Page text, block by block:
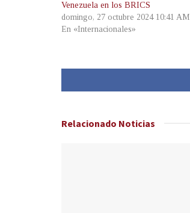
Venezuela en los BRICS
domingo, 27 octubre 2024 10:41 AM
En «Internacionales»
Relacionado Noticias